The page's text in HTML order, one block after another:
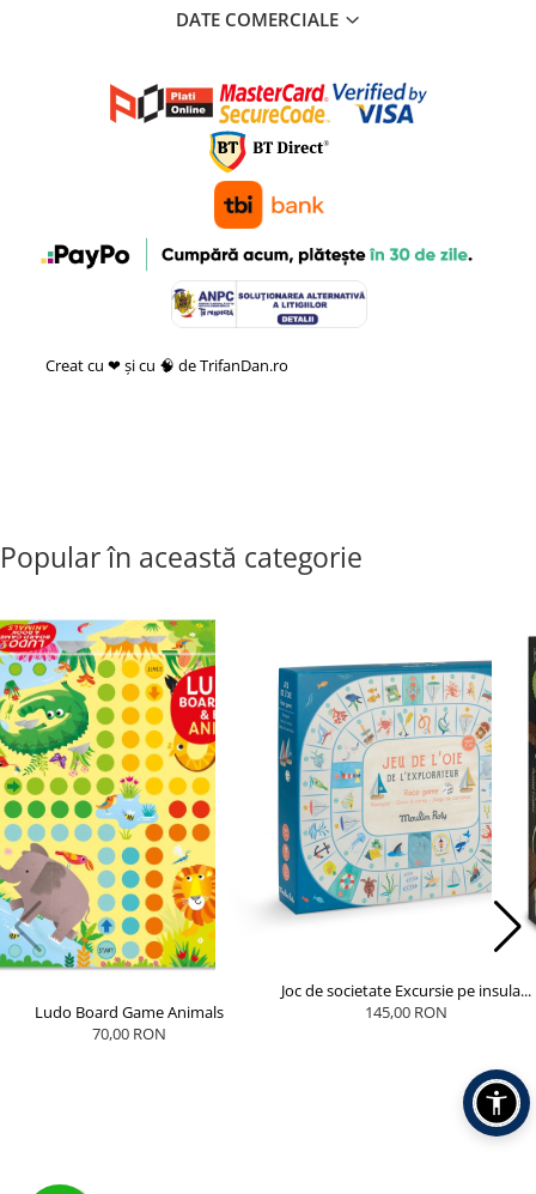
DATE COMERCIALE
Creat cu ❤ și cu 🧠 de TrifanDan.ro
Popular în această categorie
Ludo Board Game Animals
70,00 RON
Joc de societate Excursie pe insula...
145,00 RON